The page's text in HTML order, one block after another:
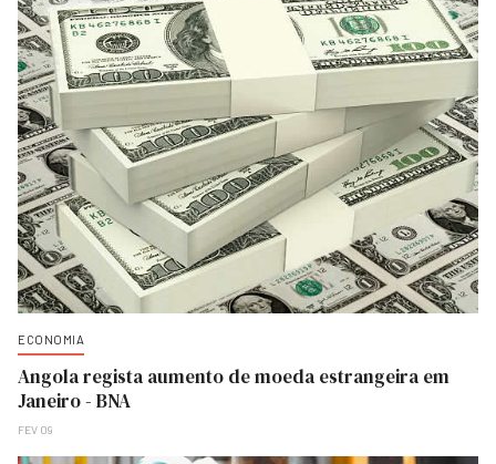
ECONOMIA
Angola regista aumento de moeda estrangeira em
Janeiro - BNA
FEV 09